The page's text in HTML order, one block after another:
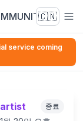
🇨🇳
service coming
artist 종료